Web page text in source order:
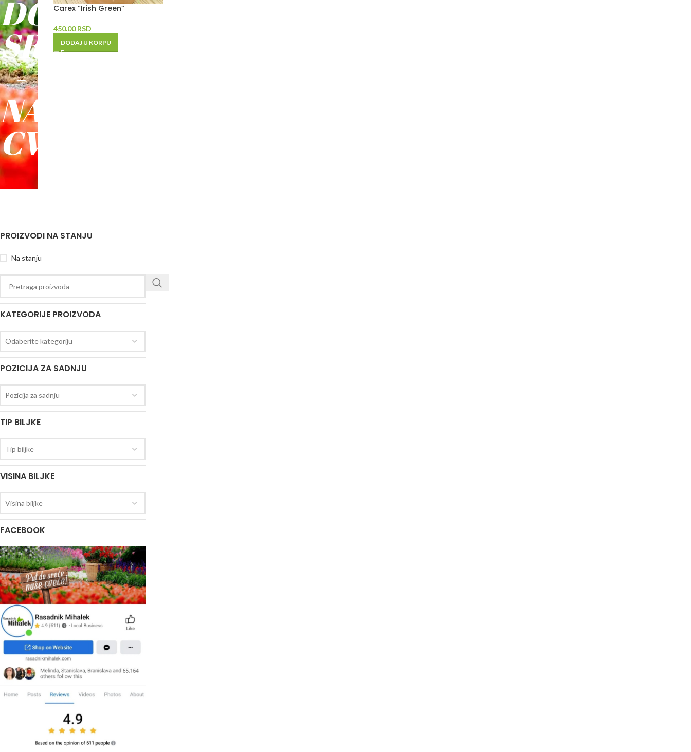
DO
SREĆE
-
NAŠE
CVEĆE
Carex “Irish Green”
450.00RSD
DODAJ U KORPU
PROIZVODI NA STANJU
Na stanju
KATEGORIJE PROIZVODA
Odaberite kategoriju
POZICIJA ZA SADNJU
Pozicija za sadnju
TIP BILJKE
Tip biljke
VISINA BILJKE
Visina biljke
FACEBOOK